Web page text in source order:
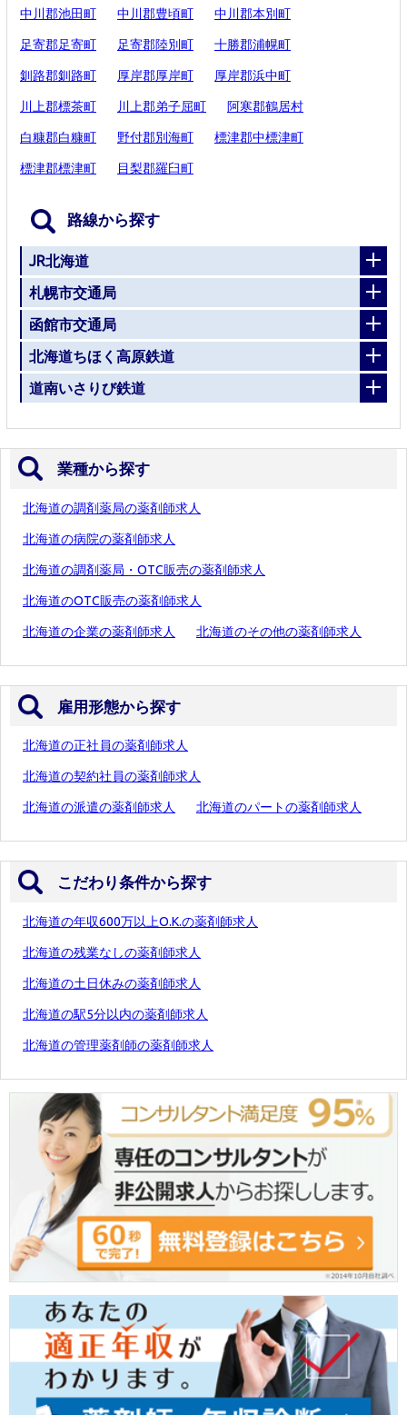
中川郡池田町 中川郡豊頃町 中川郡本別町
足寄郡足寄町 足寄郡陸別町 十勝郡浦幌町
釧路郡釧路町 厚岸郡厚岸町 厚岸郡浜中町
川上郡標茶町 川上郡弟子屈町 阿寒郡鶴居村
白糠郡白糠町 野付郡別海町 標津郡中標津町
標津郡標津町 目梨郡羅臼町
路線から探す
JR北海道
札幌市交通局
函館市交通局
北海道ちほく高原鉄道
道南いさりび鉄道
業種から探す
北海道の調剤薬局の薬剤師求人
北海道の病院の薬剤師求人
北海道の調剤薬局・OTC販売の薬剤師求人
北海道のOTC販売の薬剤師求人
北海道の企業の薬剤師求人 北海道のその他の薬剤師求人
雇用形態から探す
北海道の正社員の薬剤師求人
北海道の契約社員の薬剤師求人
北海道の派遣の薬剤師求人 北海道のパートの薬剤師求人
こだわり条件から探す
北海道の年収600万以上O.K.の薬剤師求人
北海道の残業なしの薬剤師求人
北海道の土日休みの薬剤師求人
北海道の駅5分以内の薬剤師求人
北海道の管理薬剤師の薬剤師求人